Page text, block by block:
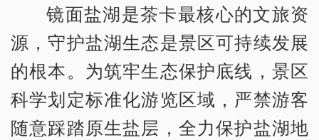
镜面盐湖是茶卡最核心的文旅资
源，守护盐湖生态是景区可持续发展
的根本。为筑牢生态保护底线，景区
科学划定标准化游览区域，严禁游客
随意踩踏原生盐层，全力保护盐湖地